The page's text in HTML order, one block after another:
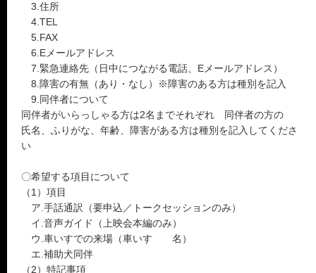
3.住所
4.TEL
5.FAX
6.Eメールアドレス
7.緊急連絡先（日中につながる電話、Eメールアドレス）
8.障害の有無（あり・なし）※障害のある方は種別を記入
9.同伴者について
同伴者がいらっしゃる方は2名までそれぞれ 同伴者の方の
氏名、ふりがな、年齢、障害がある方は種別を記入してくださ
い
〇希望する項目について
（1）項目
ア.手話通訳（要申込／トークセッションのみ）
イ.音声ガイド（上映会本編のみ）
ウ.車いすでの来場（車いす 名）
エ.補助犬同伴
（2）特記事項